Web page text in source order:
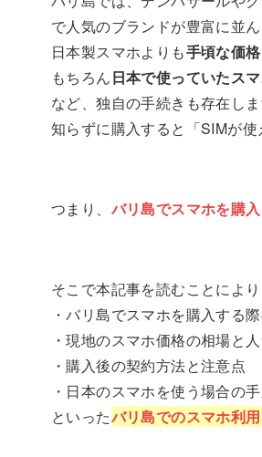
で人気のブランドが豊富に並ん
日本製スマホよりも手頃な価
もちろん日本で使っていたス
など、独自の手続きも存在しま
知らずに購入すると「SIMが
つまり、バリ島でスマホを購
そこで本記事を読むことにより
・バリ島でスマホを購入する
・現地のスマホ価格の相場と
・購入後の契約方法と注意点
・日本のスマホを使う場合の
といったバリ島でのスマホ利